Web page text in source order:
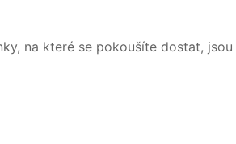
na které se pokoušíte dostat,